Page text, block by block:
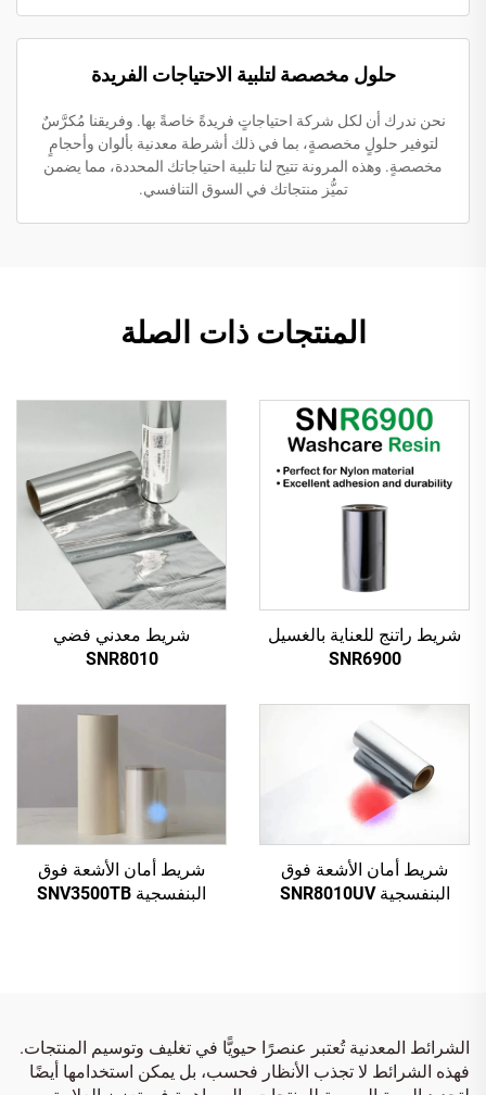
حلول مخصصة لتلبية الاحتياجات الفريدة
نحن ندرك أن لكل شركة احتياجاتٍ فريدةً خاصةً بها. وفريقنا مُكرَّسٌ
لتوفير حلولٍ مخصصةٍ، بما في ذلك أشرطة معدنية بألوان وأحجامٍ
مخصصةٍ. وهذه المرونة تتيح لنا تلبية احتياجاتك المحددة، مما يضمن
تميُّز منتجاتك في السوق التنافسي.
المنتجات ذات الصلة
شريط راتنج للعناية بالغسيل
SNR6900
شريط معدني فضي
SNR8010
شريط أمان الأشعة فوق
البنفسجية SNR8010UV
شريط أمان الأشعة فوق
البنفسجية SNV3500TB
الشرائط المعدنية تُعتبر عنصرًا حيويًّا في تغليف وتوسيم المنتجات.
فهذه الشرائط لا تجذب الأنظار فحسب، بل يمكن استخدامها أيضًا